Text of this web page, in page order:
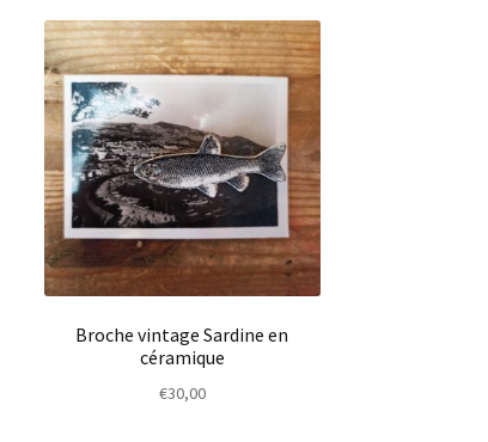
Broche vintage Sardine en
céramique
€30,00